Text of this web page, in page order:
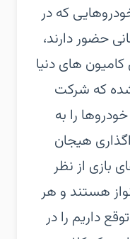
که در
حضور دارند،
های دنیا
که شرکت
را به
هیجان
بازی از نظر
هستند و هر
داریم را در